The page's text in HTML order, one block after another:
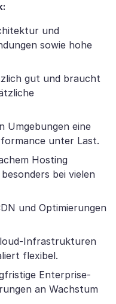
und
sowie hohe
gut und braucht
Umgebungen eine
unter Last.
Hosting
bei vielen
und Optimierungen
Infrastrukturen
flexibel.
Enterprise-
an Wachstum